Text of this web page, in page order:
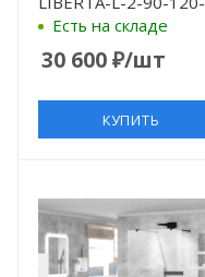
GR-Cr 90 см, профиль
графитовое
Есть на складе
30 600₽/шт
КУПИТЬ